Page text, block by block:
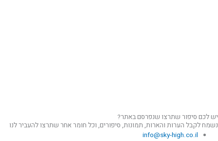
יש לכם סיפור שתרצו שנפרסם באתר?
נשמח לקבל הערות והארות, תמונות, סיפורים, וכל חומר אחר שתרצו להעביר לנו
info@sky-high.co.il